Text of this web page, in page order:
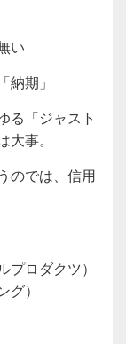
い
期」
る「ジャスト
事。
のでは、信用
ロダクツ）
）